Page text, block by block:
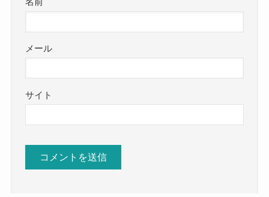
メール
サイト